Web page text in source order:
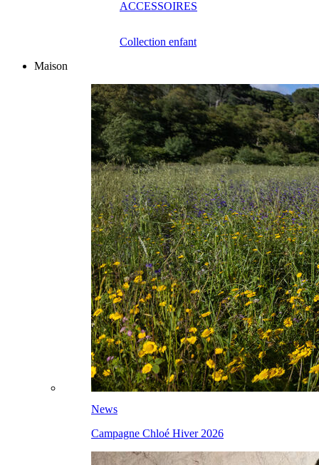
ACCESSOIRES
Collection enfant
Maison
News
Campagne Chloé Hiver 2026